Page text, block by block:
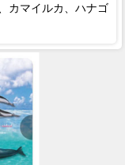
カマイルカ、ハナゴ